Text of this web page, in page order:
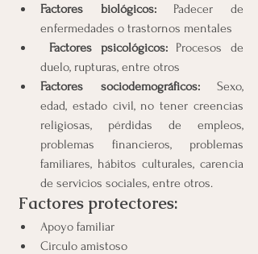
Factores biológicos: Padecer de
enfermedades o trastornos mentales
Factores psicológicos: Procesos de
duelo, rupturas, entre otros
Factores sociodemográficos: Sexo,
edad, estado civil, no tener creencias
religiosas, pérdidas de empleos,
problemas financieros, problemas
familiares, hábitos culturales, carencia
de servicios sociales, entre otros.
Factores protectores:
Apoyo familiar
Circulo amistoso